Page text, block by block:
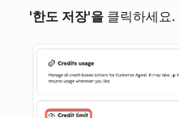
'한도 저장'을 클릭하세요.